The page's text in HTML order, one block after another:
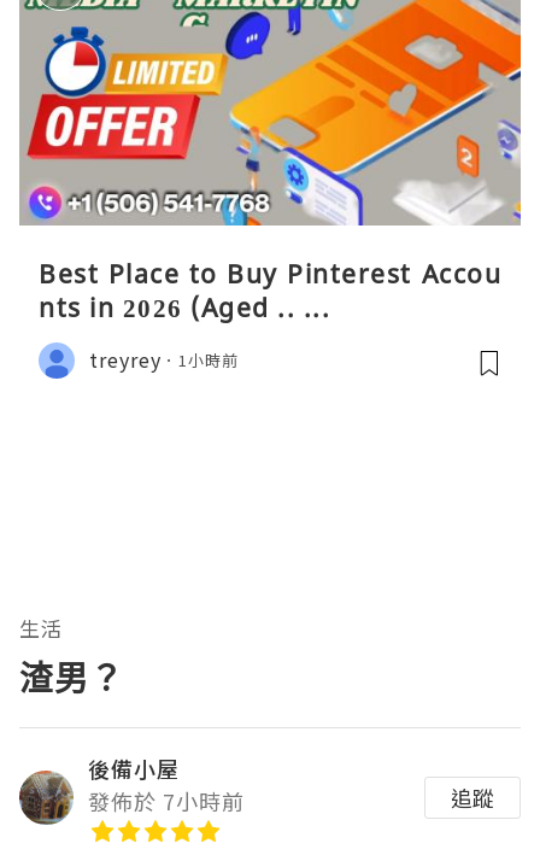
Best Place to Buy Pinterest Accou
nts in 2026 (Aged .. ...
treyrey 1小時前
生活
渣男？
後備小屋
發佈於 7小時前
追蹤